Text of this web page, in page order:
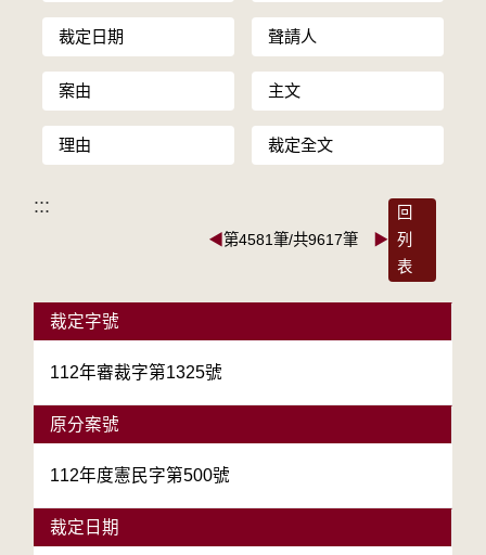
裁定日期 聲請人
案由 主文
理由 裁定全文
:::
◀第4581筆/共9617筆 ▶
回
列
表
裁定字號
112年審裁字第1325號
原分案號
112年度憲民字第500號
裁定日期